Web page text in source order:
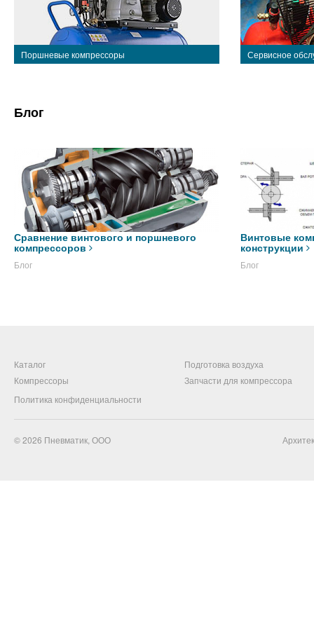
Поршневые компрессоры Сервисное
Блог
Сравнение винтового и поршневого
компрессоров
Блог
Винтовые
конструкции
Блог
Каталог
Компрессоры
Подготовка воздуха
Запчасти для компрессора
Политика конфиденциальности
© 2026 Пневматик, ООО